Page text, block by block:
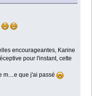
encourageantes, Karine
pour l'instant, cette
m....e que j'ai passé